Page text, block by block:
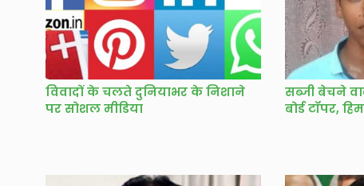
विवादों के चलते दुनियाभर के निशाने
पर सोशल मीडिया
सब्जी बेचने
बोर्ड टॉपर,